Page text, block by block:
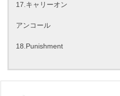
17.キャリーオン
アンコール
18.Punishment